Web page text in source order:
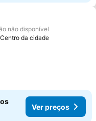
aos favoritos
não disponível
da cidade
Ver preços